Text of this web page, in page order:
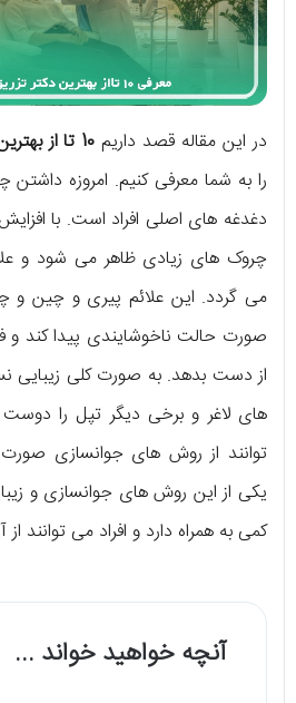
در این مقاله قصد داریم10 تا از
را به شما معرفی کنیم. امروزه
دغدغه های اصلی افراد است. با
چروک های زیادی ظاهر می شود و
می گردد. این علائم پیری و چین
صورت حالت ناخوشایندی پیدا کند و
از دست بدهد. به صورت کلی
های لاغر و برخی دیگر تپل را دوست
توانند از روش های جوانسازی صورت
یکی از این روش های جوانسازی و
کمی به همراه دارد و افراد می توانند
آنچه خواهید خواند ...